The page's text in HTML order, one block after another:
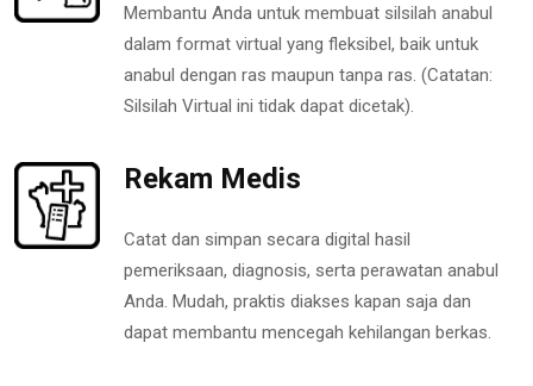
Membantu Anda untuk membuat silsilah anabul
dalam format virtual yang fleksibel, baik untuk
anabul dengan ras maupun tanpa ras. (Catatan:
Silsilah Virtual ini tidak dapat dicetak).
Rekam Medis
Catat dan simpan secara digital hasil
pemeriksaan, diagnosis, serta perawatan anabul
Anda. Mudah, praktis diakses kapan saja dan
dapat membantu mencegah kehilangan berkas.